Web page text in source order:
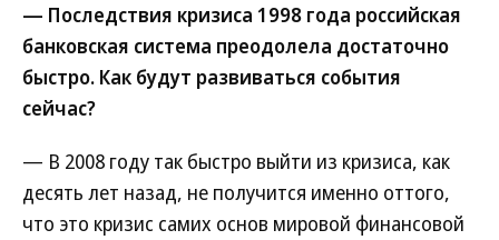
— Последствия кризиса 1998 года российская
банковская система преодолела достаточно
быстро. Как будут развиваться события
сейчас?
— В 2008 году так быстро выйти из кризиса, как
десять лет назад, не получится именно оттого,
что это кризис самих основ мировой финансовой